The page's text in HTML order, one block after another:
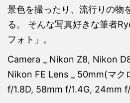
景色を撮ったり、流行りの物
る。 そんな写真好きな筆者
フォト」。
Camera _ Nikon Z8, Nikon
Nikon FE Lens _ 50mm(マ
f/1.8D, 58mm f/1.4G, 24mm